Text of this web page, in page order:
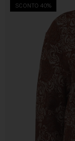
SCONTO 40%